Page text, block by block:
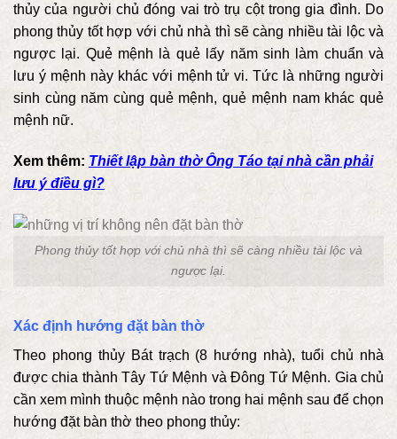
thủy của người chủ đóng vai trò trụ cột trong gia đình. Do
phong thủy tốt hợp với chủ nhà thì sẽ càng nhiều tài lộc và
ngược lại. Quẻ mệnh là quẻ lấy năm sinh làm chuẩn và
lưu ý mệnh này khác với mệnh tử vi. Tức là những người
sinh cùng năm cùng quẻ mệnh, quẻ mệnh nam khác quẻ
mệnh nữ.
Xem thêm: Thiết lập bàn thờ Ông Táo tại nhà cần phải
lưu ý điều gì?
Phong thủy tốt hợp với chủ nhà thì sẽ càng nhiều tài lộc và
ngược lại.
Xác định hướng đặt bàn thờ
Theo phong thủy Bát trạch (8 hướng nhà), tuổi chủ nhà
được chia thành Tây Tứ Mệnh và Đông Tứ Mệnh. Gia chủ
cần xem mình thuộc mệnh nào trong hai mệnh sau để chọn
hướng đặt bàn thờ theo phong thủy: